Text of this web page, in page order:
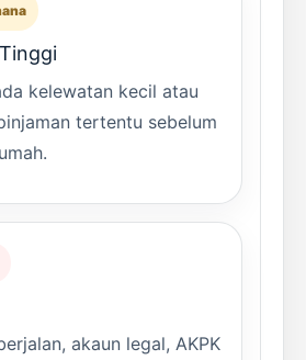
kelewatan kecil atau
tertentu sebelum
akaun legal, AKPK